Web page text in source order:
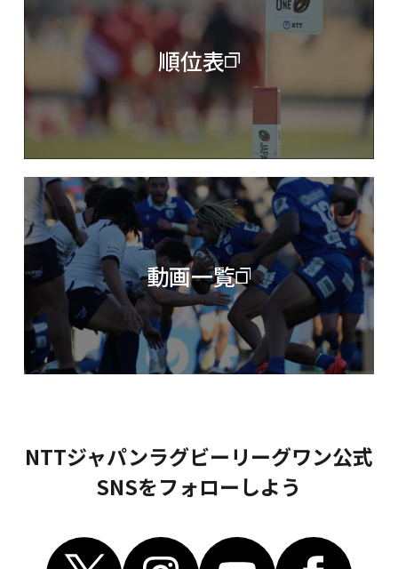
順位表
動画一覧
NTTジャパンラグビーリーグワン公式
SNSをフォローしよう